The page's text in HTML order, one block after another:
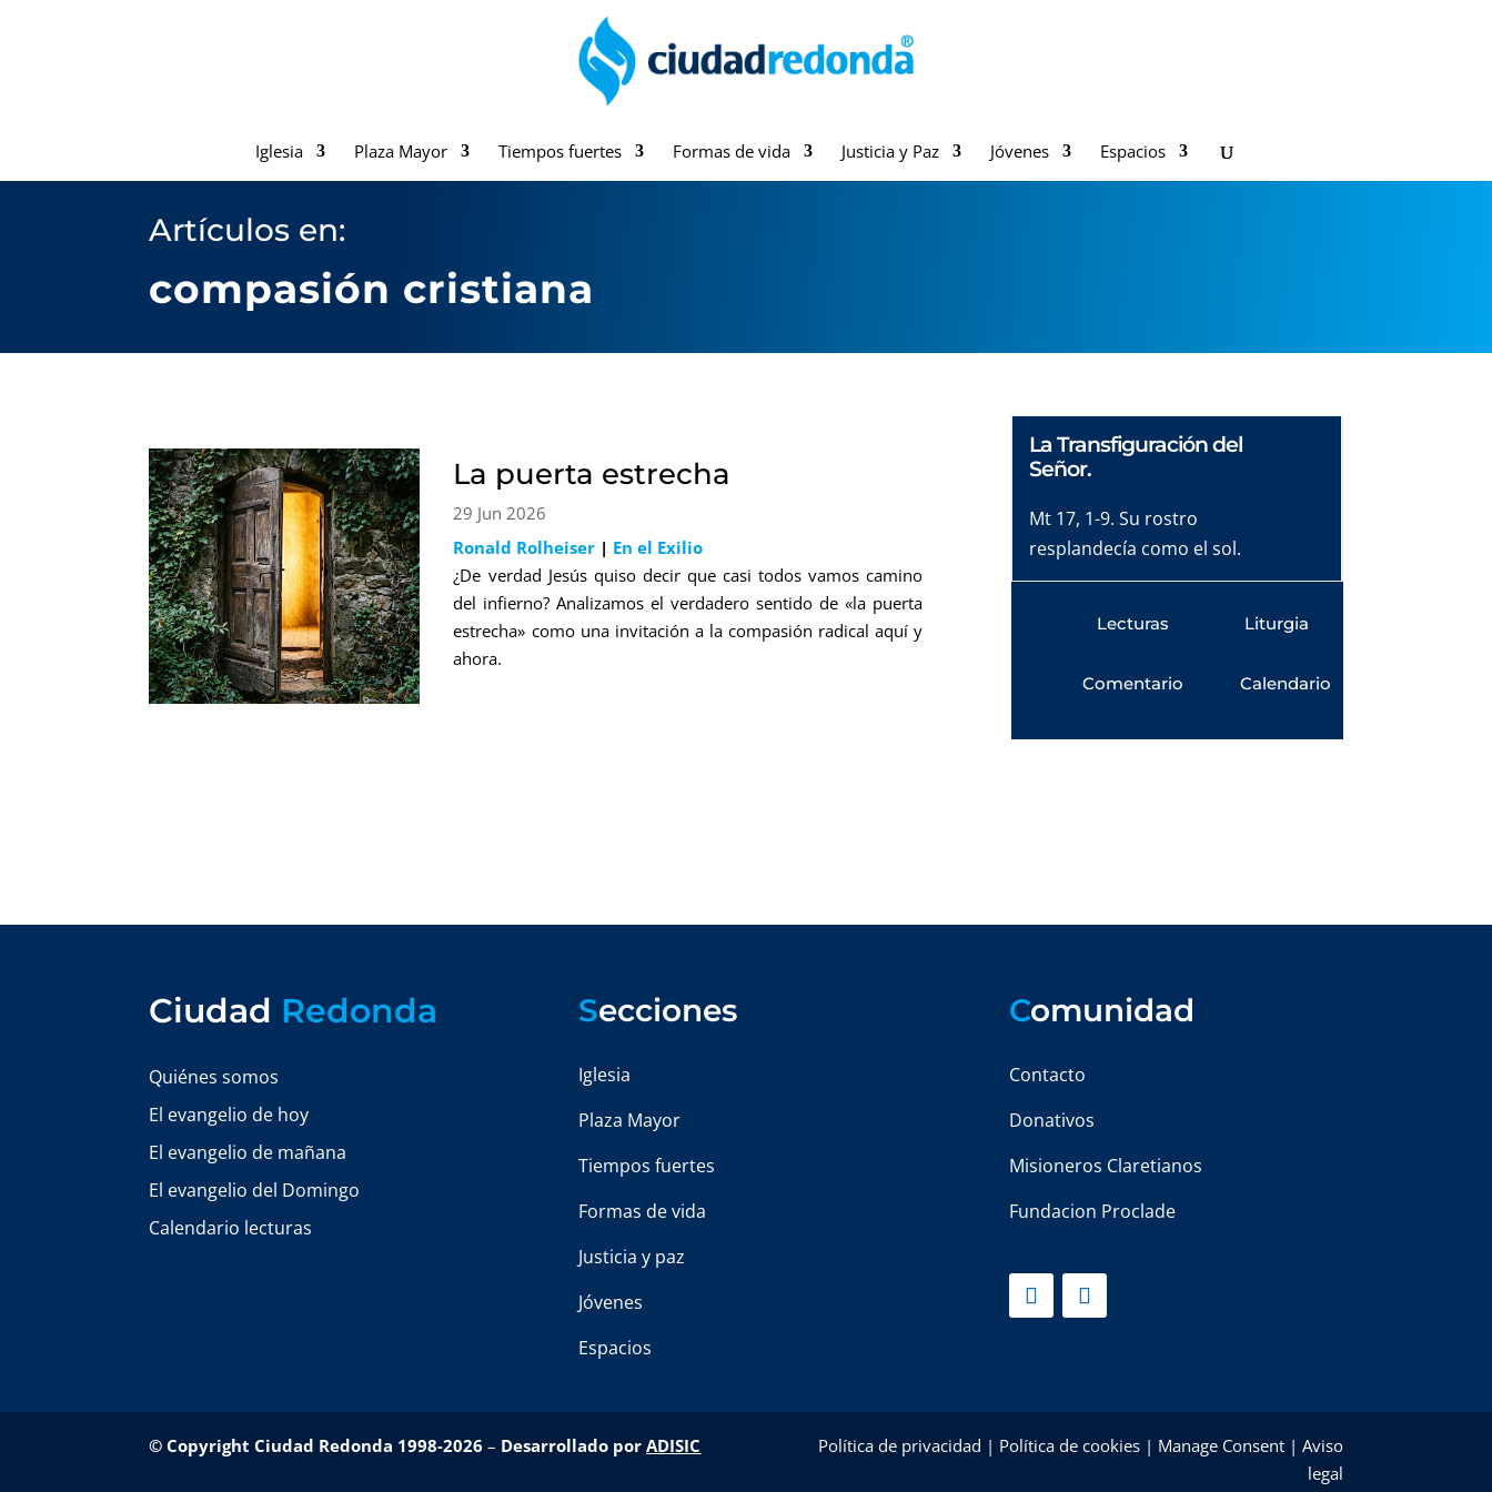
Iglesia Plaza Mayor Tiempos fuertes Formas de vida Justicia y Paz Jóvenes Espacios
Artículos en:
compasión cristiana
La puerta estrecha
29 Jun 2026
Ronald Rolheiser | En el Exilio
¿De verdad Jesús quiso decir que casi todos vamos camino
del infierno? Analizamos el verdadero sentido de «la puerta
estrecha» como una invitación a la compasión radical aquí y
ahora.
La Transfiguración del
Señor.
Mt 17, 1-9. Su rostro
resplandecía como el sol.
Lecturas
Comentario
Liturgia
Calendario
Ciudad Redonda
Quiénes somos
El evangelio de hoy
El evangelio de mañana
El evangelio del Domingo
Calendario lecturas
Secciones
Iglesia
Plaza Mayor
Tiempos fuertes
Formas de vida
Justicia y paz
Jóvenes
Espacios
Comunidad
Contacto
Donativos
Misioneros Claretianos
Fundacion Proclade
© Copyright Ciudad Redonda 1998-2026 – Desarrollado porADISIC Política de privacidad | Política de cookies| Manage Consent| Aviso
legal